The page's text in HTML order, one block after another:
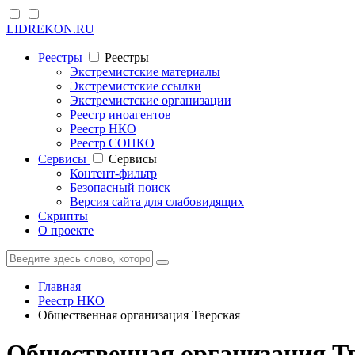
LIDREKON.RU
Реестры
Реестры
Экстремистские материалы
Экстремистские ссылки
Экстремистские организации
Реестр иноагентов
Реестр НКО
Реестр СОНКО
Cервисы
Cервисы
Контент-фильтр
Безопасный поиск
Версия сайта для слабовидящих
Скрипты
О проекте
Главная
Реестр НКО
Общественная организация Тверская